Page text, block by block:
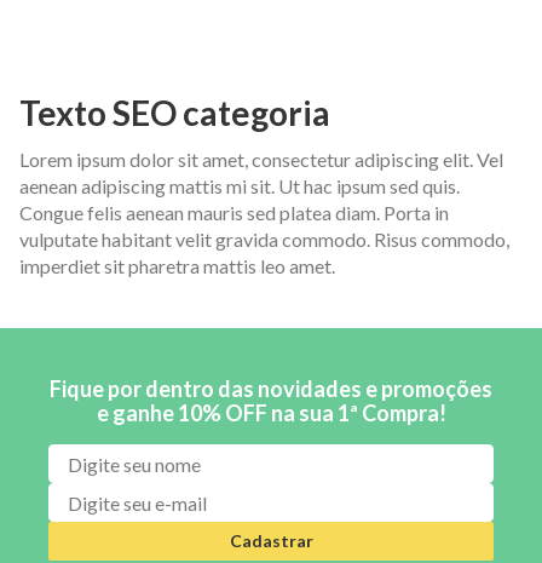
Texto SEO categoria
Lorem ipsum dolor sit amet, consectetur adipiscing elit. Vel
aenean adipiscing mattis mi sit. Ut hac ipsum sed quis.
Congue felis aenean mauris sed platea diam. Porta in
vulputate habitant velit gravida commodo. Risus commodo,
imperdiet sit pharetra mattis leo amet.
Fique por dentro das novidades e promoções
e ganhe 10% OFF na sua 1ª Compra!
Cadastrar